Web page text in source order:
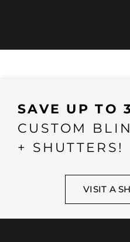
SAVE UP TO
CUSTOM
+ SHUTTERS!
VISIT A